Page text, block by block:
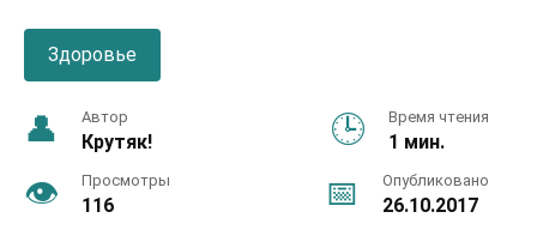
Здоровье
Автор
Крутяк!
Время чтения
1 мин.
Просмотры
116
Опубликовано
26.10.2017